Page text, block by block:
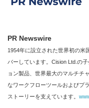
PR Newswire
1954年に設立された世界初の米
バーしています。Cision Ltd.の
ョン製品、世界最大のマルチチ
なワークフローツールおよびプ
ストーリーを支えています。